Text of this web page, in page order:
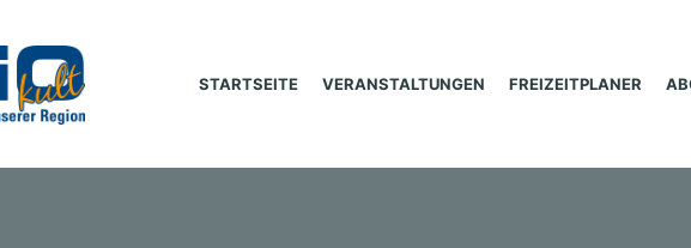
STARTSEITE VERANSTALTUNGEN FREIZEITPLANER